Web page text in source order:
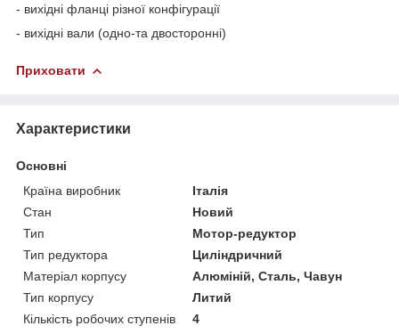
- вихідні фланці різної конфігурації
- вихідні вали (одно-та двосторонні)
Приховати
Характеристики
Основні
Країна виробник
Італія
Стан
Новий
Тип
Мотор-редуктор
Тип редуктора
Циліндричний
Матеріал корпусу
Алюміній, Сталь, Чавун
Тип корпусу
Литий
Кількість робочих ступенів
4